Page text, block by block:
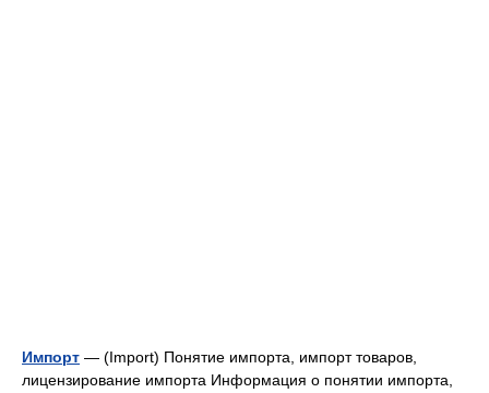
Импорт — (Import) Понятие импорта, импорт товаров,
лицензирование импорта Информация о понятии импорта,